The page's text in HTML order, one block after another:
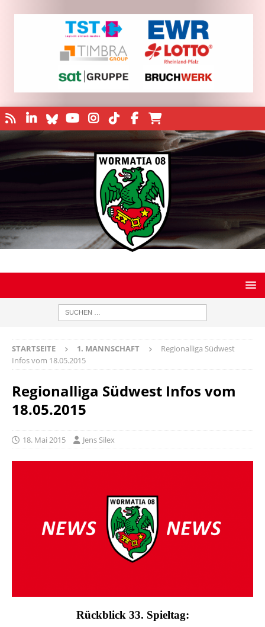
STARTSEITE 1. MANNSCHAFT
Regionalliga Südwest
Infos vom 18.05.2015
Regionalliga Südwest Infos vom
18.05.2015
18. Mai 2015 Jens Silex
Rückblick 33. Spieltag: